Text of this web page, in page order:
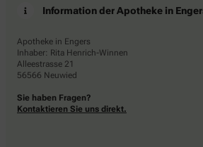
Information der Apotheke in
Apotheke in Engers
Inhaber: Rita Henrich-Winnen
Alleestrasse 21
56566 Neuwied
Sie haben Fragen?
Kontaktieren Sie uns direkt.